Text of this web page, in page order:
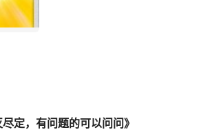
定，有问题的可以问问》